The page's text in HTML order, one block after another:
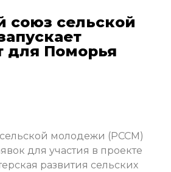
союз сельской
для Поморья
молодежи (РССМ)
для участия в проекте
развития сельских